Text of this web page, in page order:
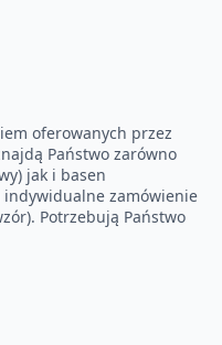
oferowanych przez
Państwo zarówno
jak i basen
zamówienie
Potrzebują Państwo